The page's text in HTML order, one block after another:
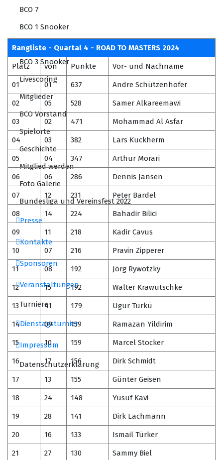
BCO 7
BCO 1 Snooker
BCO 2 Snooker
BCO 3 Snooker
Livescoring
Mitglieder
BCO Vorstand
Spielorte
Geschichte
Mitglied werden
Foto Galerie
Bundesliga und Vereinsfest 2022
Presse
Kontakte
Sponsoren
Veranstaltungen
Turniere
Dienstagsturnier
Impressum
Datenschutzerklärung
Rangliste - Quartal 4 - ROAD TO MASTERS 2024
Platz von Punkte Vor- und Nachname
01 01 637 Andre Schützenhofer
02 05 528 Samer Alkareemawi
03 02 471 Mohammad Al Asfar
04 03 382 Lars Kuckherm
05 04 347 Arthur Morari
06 06 286 Dennis Jansen
07 12 231 Peter Bardel
08 14 224 Bahadir Bilici
09 11 218 Kadir Cavus
10 07 216 Pravin Zipperer
11 08 192 Jörg Rywotzky
12 15 192 Walter Krawutschke
13 41 179 Ugur Türkü
14 09 159 Ramazan Yildirim
15 10 159 Marcel Stocker
16 17 156 Dirk Schmidt
17 13 155 Günter Geisen
18 24 148 Yusuf Kavi
19 28 141 Dirk Lachmann
20 16 133 Ismail Türker
21 27 130 Sammy Biel